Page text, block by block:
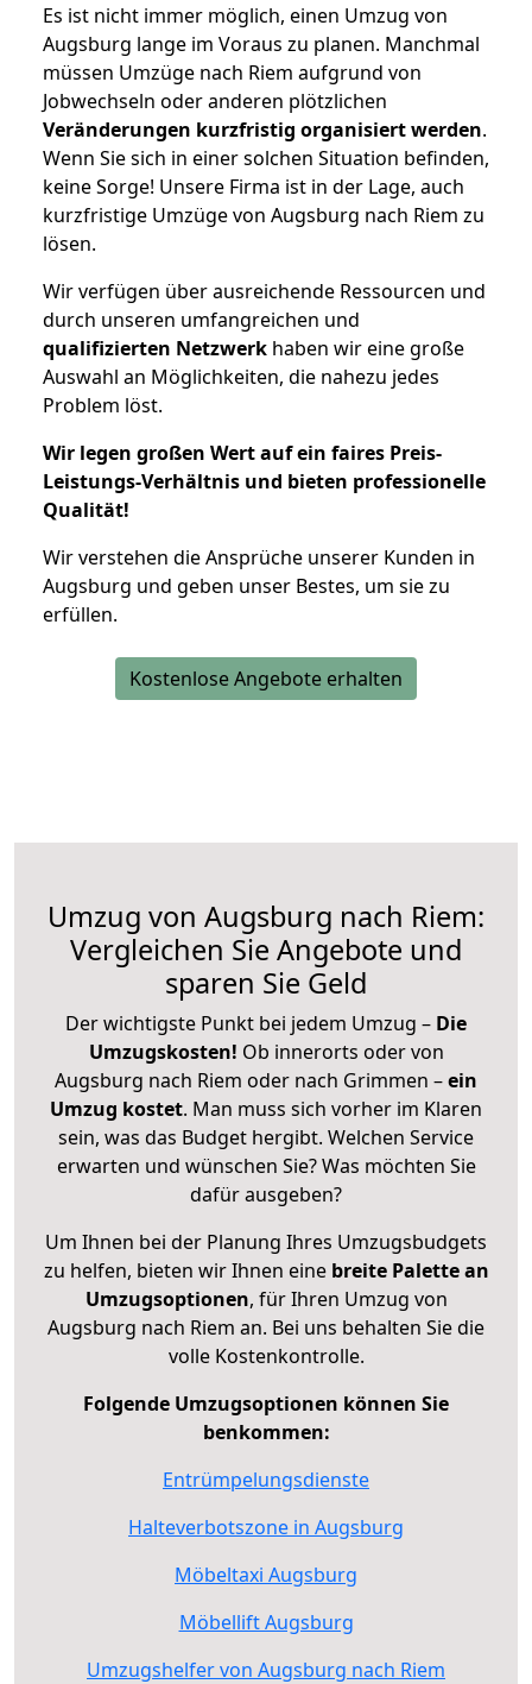
Es ist nicht immer möglich, einen Umzug von
Augsburg lange im Voraus zu planen. Manchmal
müssen Umzüge nach Riem aufgrund von
Jobwechseln oder anderen plötzlichen
Veränderungen kurzfristig organisiert werden.
Wenn Sie sich in einer solchen Situation befinden,
keine Sorge! Unsere Firma ist in der Lage, auch
kurzfristige Umzüge von Augsburg nach Riem zu
lösen.
Wir verfügen über ausreichende Ressourcen und
durch unseren umfangreichen und
qualifizierten Netzwerk haben wir eine große
Auswahl an Möglichkeiten, die nahezu jedes
Problem löst.
Wir legen großen Wert auf ein faires Preis-
Leistungs-Verhältnis und bieten professionelle
Qualität!
Wir verstehen die Ansprüche unserer Kunden in
Augsburg und geben unser Bestes, um sie zu
erfüllen.
Kostenlose Angebote erhalten
Umzug von Augsburg nach Riem:
Vergleichen Sie Angebote und
sparen Sie Geld
Der wichtigste Punkt bei jedem Umzug – Die
Umzugskosten! Ob innerorts oder von
Augsburg nach Riem oder nach Grimmen –ein
Umzug kostet. Man muss sich vorher im Klaren
sein, was das Budget hergibt. Welchen Service
erwarten und wünschen Sie? Was möchten Sie
dafür ausgeben?
Um Ihnen bei der Planung Ihres Umzugsbudgets
zu helfen, bieten wir Ihnen eine breite Palette an
Umzugsoptionen, für Ihren Umzug von
Augsburg nach Riem an. Bei uns behalten Sie die
volle Kostenkontrolle.
Folgende Umzugsoptionen können Sie
benkommen:
Entrümpelungsdienste
Halteverbotszone in Augsburg
Möbeltaxi Augsburg
Möbellift Augsburg
Umzugshelfer von Augsburg nach Riem